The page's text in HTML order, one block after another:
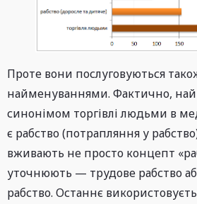
Проте вони послуговуються
найменуваннями. Фактично,
синонімом торгівлі людьми в
є рабство (потрапляння у
вживають не просто концепт
уточнюють — трудове рабство
рабство. Останнє